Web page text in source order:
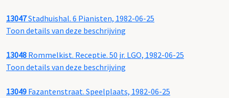
13047Stadhuishal. 6 Pianisten, 1982-06-25
Toon details van deze beschrijving
13048 Rommelkist. Receptie. 50 jr. LGO, 1982-06-25
Toon details van deze beschrijving
13049 Fazantenstraat. Speelplaats, 1982-06-25